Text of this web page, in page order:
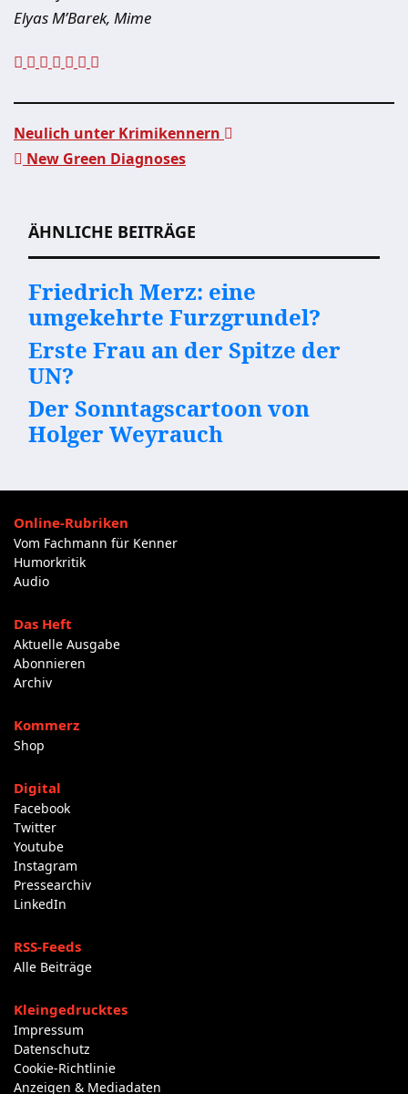
Elyas M’Barek, Mime
Neulich unter Krimikennern
New Green Diagnoses
ÄHNLICHE BEITRÄGE
Friedrich Merz: eine
umgekehrte Furzgrundel?
Erste Frau an der Spitze der
UN?
Der Sonntagscartoon von
Holger Weyrauch
Online-Rubriken
Vom Fachmann für Kenner
Humorkritik
Audio
Das Heft
Aktuelle Ausgabe
Abonnieren
Archiv
Kommerz
Shop
Digital
Facebook
Twitter
Youtube
Instagram
Pressearchiv
LinkedIn
RSS-Feeds
Alle Beiträge
Kleingedrucktes
Impressum
Datenschutz
Cookie-Richtlinie
Anzeigen & Mediadaten